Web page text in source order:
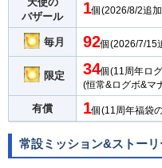
バザール
1個(2026/8/2追
毎月 92個(2026/7/15
限定 34個(11周年ロ
(恒常&ログボ&マ
有償 1個(11周年福袋
常設ミッション&ストー